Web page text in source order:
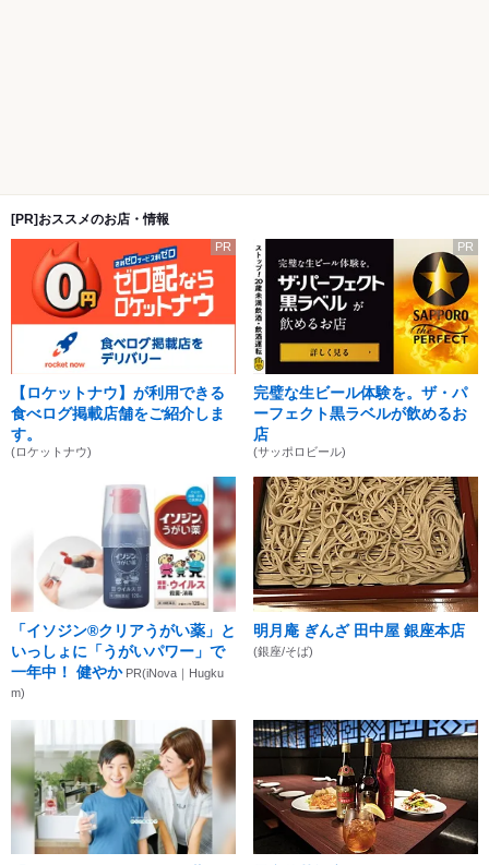
[PR]おススメのお店・情報
PR
【ロケットナウ】が利用できる
食べログ掲載店舗をご紹介しま
す。
(ロケットナウ)
PR
完璧な生ビール体験を。ザ・パ
ーフェクト黒ラベルが飲めるお
店
(サッポロビール)
「イソジン®クリアうがい薬」と
いっしょに「うがいパワー」で
一年中！ 健やか PR(iNova｜Hugku
m)
明月庵 ぎんざ 田中屋 銀座本店
(銀座/そば)